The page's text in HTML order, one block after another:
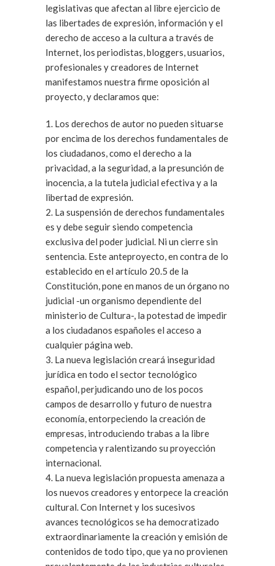
legislativas que afectan al libre ejercicio de
las libertades de expresión, información y el
derecho de acceso a la cultura a través de
Internet, los periodistas, bloggers, usuarios,
profesionales y creadores de Internet
manifestamos nuestra firme oposición al
proyecto, y declaramos que:
1. Los derechos de autor no pueden situarse
por encima de los derechos fundamentales de
los ciudadanos, como el derecho a la
privacidad, a la seguridad, a la presunción de
inocencia, a la tutela judicial efectiva y a la
libertad de expresión.
2. La suspensión de derechos fundamentales
es y debe seguir siendo competencia
exclusiva del poder judicial. Ni un cierre sin
sentencia. Este anteproyecto, en contra de lo
establecido en el artículo 20.5 de la
Constitución, pone en manos de un órgano no
judicial -un organismo dependiente del
ministerio de Cultura-, la potestad de impedir
a los ciudadanos españoles el acceso a
cualquier página web.
3. La nueva legislación creará inseguridad
jurídica en todo el sector tecnológico
español, perjudicando uno de los pocos
campos de desarrollo y futuro de nuestra
economía, entorpeciendo la creación de
empresas, introduciendo trabas a la libre
competencia y ralentizando su proyección
internacional.
4. La nueva legislación propuesta amenaza a
los nuevos creadores y entorpece la creación
cultural. Con Internet y los sucesivos
avances tecnológicos se ha democratizado
extraordinariamente la creación y emisión de
contenidos de todo tipo, que ya no provienen